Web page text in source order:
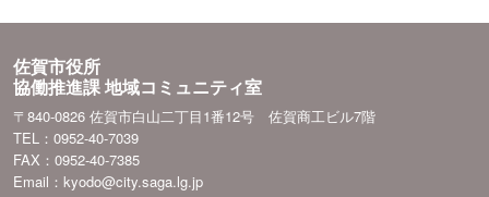
佐賀市役所
協働推進課 地域コミュニティ室
〒840-0826 佐賀市白山二丁目1番12号 佐賀商工ビル7階
TEL：0952-40-7039
FAX：0952-40-7385
Email：kyodo@city.saga.lg.jp